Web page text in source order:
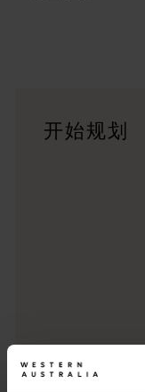
<p>前往西澳州旅行？
开始规划